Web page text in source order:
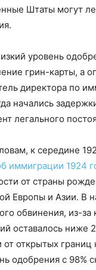
Штаты могут
уровень
грин-карты, а
директора по
начались
легального
к середине
иммиграции 1924
от страны
Европы и Азии. В
обвинения, из-
оставалось ниже
открытых
одобрения с 98%